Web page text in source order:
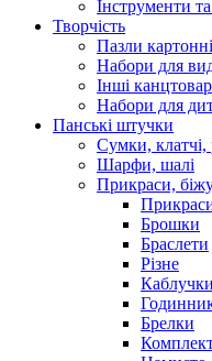
Інструменти
Творчість
Пазли картонні
Набори для
Інші
Набори для
Панські штучки
Сумки, клатчі,
Шарфи, шалі
Прикраси,
Брошки
Браслети
Різне
Каблучки
Брелки